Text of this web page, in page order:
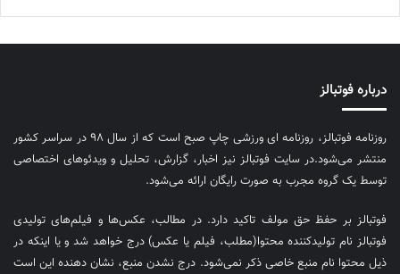
درباره فوتبالز
روزنامه فوتبالز، روزنامه ای ورزشی چاپ صبح است که از سال ۹۸ در سراسر کشور
منتشر می‌شود.در سایت فوتبالز نیز اخبار، گزارش، تحلیل و ویدئوهای اختصاصی
توسط یک گروه مجرب به صورت رایگان ارائه می‌شود.
فوتبالز بر حفظ حق مولف تاکید دارد. در مطالب، عکس‌ها و فیلم‌های تولیدی
فوتبالز نام تولیدکننده محتوا(مطلب، فیلم یا عکس) درج خواهد شد و یا اینکه در
ذیل محتوا نام منبع خاصی ذکر نمی‌‎شود. درج نشدن منبع، نشان دهنده این است